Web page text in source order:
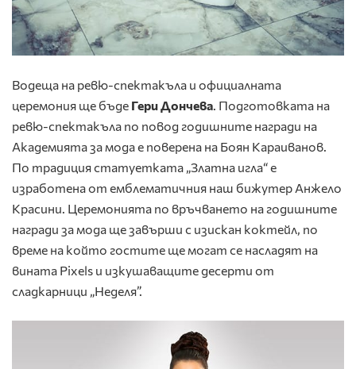
Водеща на ревю-спектакъла и официалната
церемония ще бъде Гери Дончева. Подготовката на
ревю-спектакъла по повод годишните награди на
Академията за мода е поверена на Боян Караиванов.
По традиция статуетката „Златна игла“ е
изработена от емблематичния наш бижутер Анжело
Красини. Церемонията по връчването на годишните
награди за мода ще завърши с изискан коктейл, по
време на който гостите ще могат се насладят на
вината Pixels и изкушаващите десерти от
сладкарници „Неделя”.